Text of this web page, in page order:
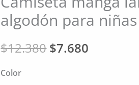
algodón para niñas
$12.380El
$7.680
Color